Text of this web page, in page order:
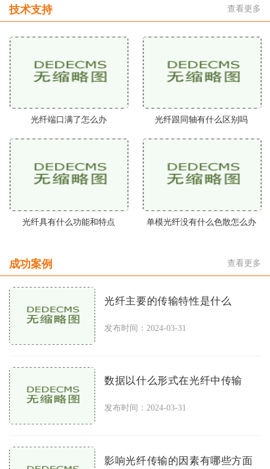
技术支持 查看更多
光纤端口满了怎么办 光纤跟同轴有什么区别吗
光纤具有什么功能和特点 单模光纤没有什么色散怎么办
成功案例 查看更多
光纤主要的传输特性是什么
发布时间：2024-03-31
数据以什么形式在光纤中传输
发布时间：2024-03-31
影响光纤传输的因素有哪些方面